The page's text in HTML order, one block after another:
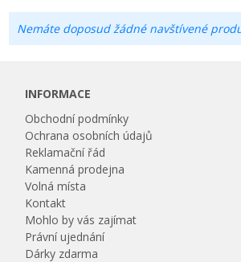
Nemáte doposud žádné navštívené
INFORMACE
Obchodní podmínky
Ochrana osobních údajů
Reklamační řád
Kamenná prodejna
Volná místa
Kontakt
Mohlo by vás zajímat
Právní ujednání
Dárky zdarma